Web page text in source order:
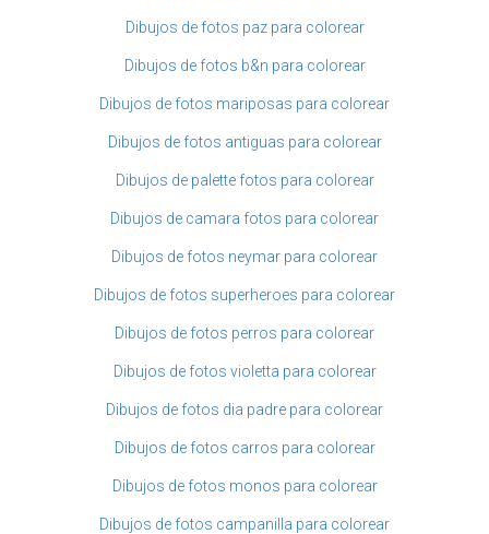
Dibujos de fotos paz para colorear
Dibujos de fotos b&n para colorear
Dibujos de fotos mariposas para colorear
Dibujos de fotos antiguas para colorear
Dibujos de palette fotos para colorear
Dibujos de camara fotos para colorear
Dibujos de fotos neymar para colorear
Dibujos de fotos superheroes para colorear
Dibujos de fotos perros para colorear
Dibujos de fotos violetta para colorear
Dibujos de fotos dia padre para colorear
Dibujos de fotos carros para colorear
Dibujos de fotos monos para colorear
Dibujos de fotos campanilla para colorear